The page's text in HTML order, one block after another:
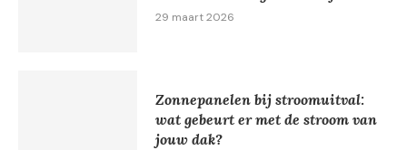
29 maart 2026
Zonnepanelen bij stroomuitval:
wat gebeurt er met de stroom van
jouw dak?